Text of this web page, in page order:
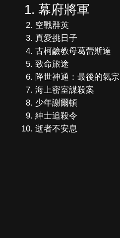
幕府將軍
空戰群英
真愛挑日子
古柯鹼教母葛蕾斯達
致命旅途
降世神通：最後的氣宗
海上密室謀殺案
少年謝爾頓
紳士追殺令
逝者不安息